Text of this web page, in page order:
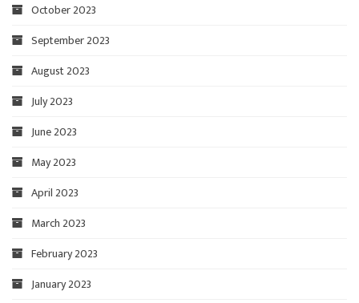
October 2023
September 2023
August 2023
July 2023
June 2023
May 2023
April 2023
March 2023
February 2023
January 2023